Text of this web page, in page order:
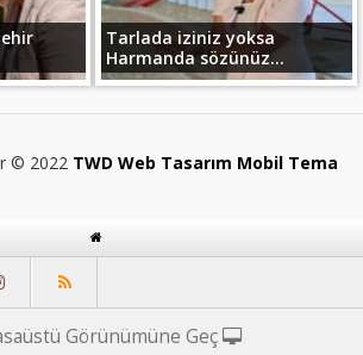
Tarlada iziniz yoksa
Harmanda sözünüz...
© 2022 TWD Web Tasarım Mobil Tema
Görünümüne Geç